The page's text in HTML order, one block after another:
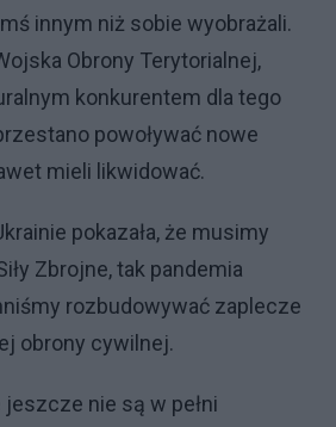
innym niż sobie wyobrażali.
Obrony Terytorialnej,
konkurentem dla tego
powoływać nowe
mieli likwidować.
pokazała, że musimy
Zbrojne, tak pandemia
rozbudowywać zaplecze
obrony cywilnej.
jeszcze nie są w pełni